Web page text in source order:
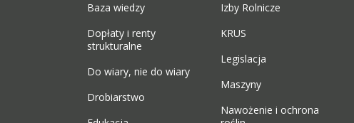
Baza wiedzy
Dopłaty i renty
strukturalne
Do wiary, nie do wiary
Drobiarstwo
Izby Rolnicze
KRUS
Legislacja
Maszyny
Nawożenie i ochrona